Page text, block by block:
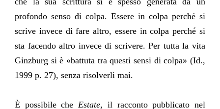
profondo senso di colpa. Essere in colpa perché si
scrive invece di fare altro, essere in colpa perché si
sta facendo altro invece di scrivere. Per tutta la vita
Ginzburg si è «battuta tra questi sensi di colpa» (Id.,
1999 p. 27), senza risolverli mai.
È possibile cheEstate, il racconto pubblicato nel
Citer cet article
MORETTI, I. (2022) Vincere a due «la
dell’immaginazione in 'Estate' di Natalia